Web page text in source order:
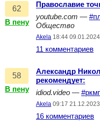
62
В пену
Православие
youtube.com —
Общество
Akela 18:44 09.01.2024
11 комментариев
58
В пену
Александр
рекомендует:
idiod.video —
Akela 09:17 21.12.2023
16 комментариев